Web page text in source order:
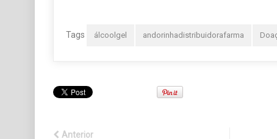
Tags álcoolgel andorinhadistribuidorafarma
Anterior